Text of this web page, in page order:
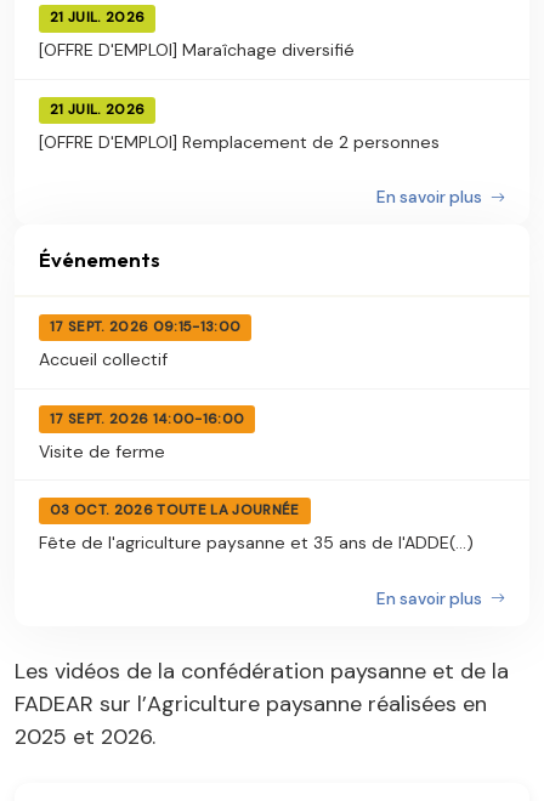
21 JUIL. 2026
[OFFRE D'EMPLOI] Maraîchage diversifié
21 JUIL. 2026
[OFFRE D'EMPLOI] Remplacement de 2 personnes
En savoir plus
Événements
17 SEPT. 2026 09:15-13:00
Accueil collectif
17 SEPT. 2026 14:00-16:00
Visite de ferme
03 OCT. 2026 TOUTE LA JOURNÉE
Fête de l'agriculture paysanne et 35 ans de l'ADDE(...)
En savoir plus
Les vidéos de la confédération paysanne et de la
FADEAR sur l’Agriculture paysanne réalisées en
2025 et 2026.